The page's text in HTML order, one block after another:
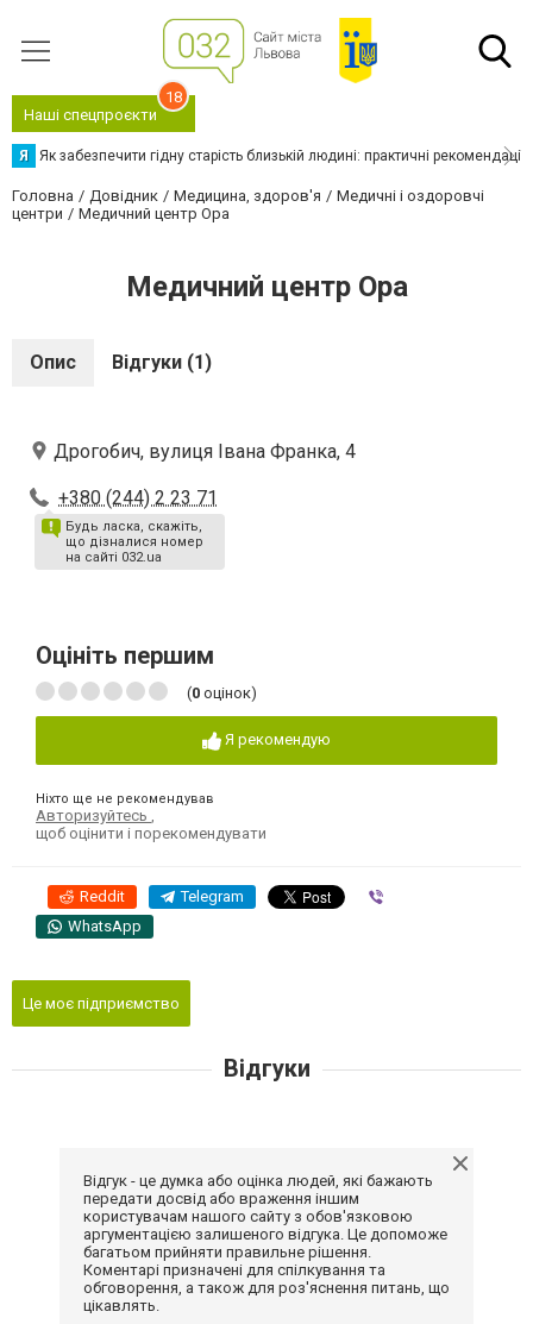
Наші спецпроєкти
18
Я Як забезпечити гідну старість близькій людині: практичні рекомендації
Головна Довідник Медицина, здоров'я
Медичні і оздоровчі
центри
Медичний центр Ора
Медичний центр Ора
Опис Відгуки (1)
Дрогобич, вулиця Івана Франка, 4
+380 (244) 2 23 71
Будь ласка, скажіть,
що дізналися номер
на сайті 032.ua
Оцініть першим
(0 оцінок)
Я рекомендую
Ніхто ще не рекомендував
Авторизуйтесь
щоб оцінити і порекомендувати
Reddit Telegram
WhatsApp
Це моє підприємство
Відгуки
Відгук - це думка або оцінка людей, які бажають
передати досвід або враження іншим
користувачам нашого сайту з обов'язковою
аргументацією залишеного відгука. Це допоможе
багатьом прийняти правильне рішення.
Коментарі призначені для спілкування та
обговорення, а також для роз'яснення питань, що
цікавлять.